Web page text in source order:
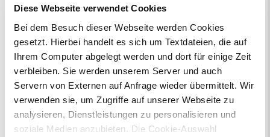
Diese Webseite verwendet Cookies
Bei dem Besuch dieser Webseite werden Cookies
gesetzt. Hierbei handelt es sich um Textdateien, die auf
Ihrem Computer abgelegt werden und dort für einige Zeit
verbleiben. Sie werden unserem Server und auch
Servern von Externen auf Anfrage wieder übermittelt. Wir
verwenden sie, um Zugriffe auf unserer Webseite zu
analysieren, Dienstleistungen zu personalisieren und
soziale Medien anzubieten. Die Cookie-Auswahl
Zur Veranstaltungssuche
Bürgerbeteiligung
Online-Beteiligungsportal der
Stadtverwaltung
Bauleitplanung: Für Bürger*innen gibt
es Möglichkeiten, sich an
Bebauungsplänen und Änderungen zum